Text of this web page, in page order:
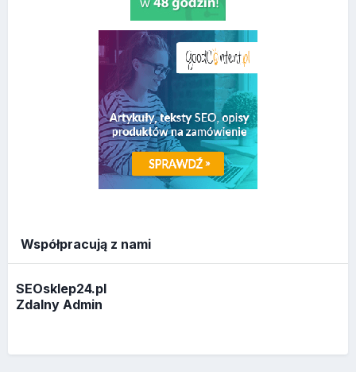
Współpracują z nami
SEOsklep24.pl
Zdalny Admin